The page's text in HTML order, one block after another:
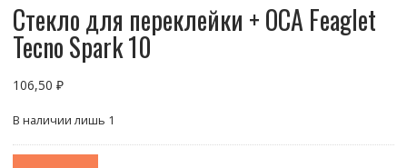
Стекло для переклейки + OCA Feaglet
Tecno Spark 10
106,50 ₽
В наличии лишь 1